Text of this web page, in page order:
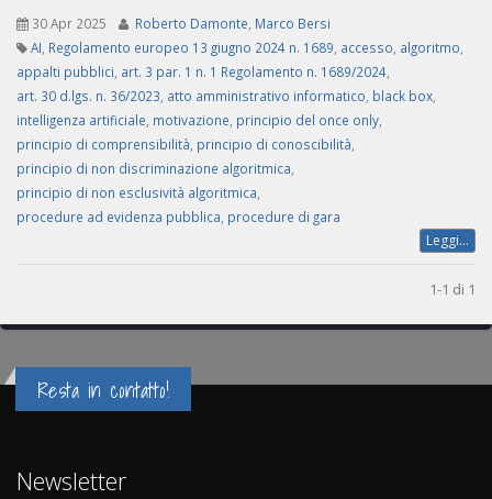
30 Apr 2025 Roberto Damonte Marco Bersi
AI Regolamento europeo 13 giugno 2024 n. 1689 accesso algoritmo
appalti pubblici art. 3 par. 1 n. 1 Regolamento n. 1689/2024
art. 30 d.lgs. n. 36/2023 atto amministrativo informatico black box
intelligenza artificiale motivazione principio del once only
principio di comprensibilità principio di conoscibilità
principio di non discriminazione algoritmica
principio di non esclusività algoritmica
procedure ad evidenza pubblica procedure di gara
Leggi...
1-1 di 1
Resta in contatto!
Newsletter